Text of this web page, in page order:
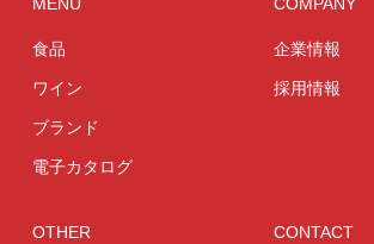
MENU
食品
ワイン
ブランド
電子カタログ
COMPANY
企業情報
採用情報
OTHER CONTACT